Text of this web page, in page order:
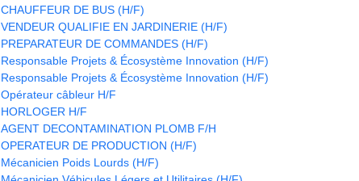
CHAUFFEUR DE BUS (H/F)
VENDEUR QUALIFIE EN JARDINERIE (H/F)
PREPARATEUR DE COMMANDES (H/F)
Responsable Projets & Écosystème Innovation (H/F)
Responsable Projets & Écosystème Innovation (H/F)
Opérateur câbleur H/F
HORLOGER H/F
AGENT DECONTAMINATION PLOMB F/H
OPERATEUR DE PRODUCTION (H/F)
Mécanicien Poids Lourds (H/F)